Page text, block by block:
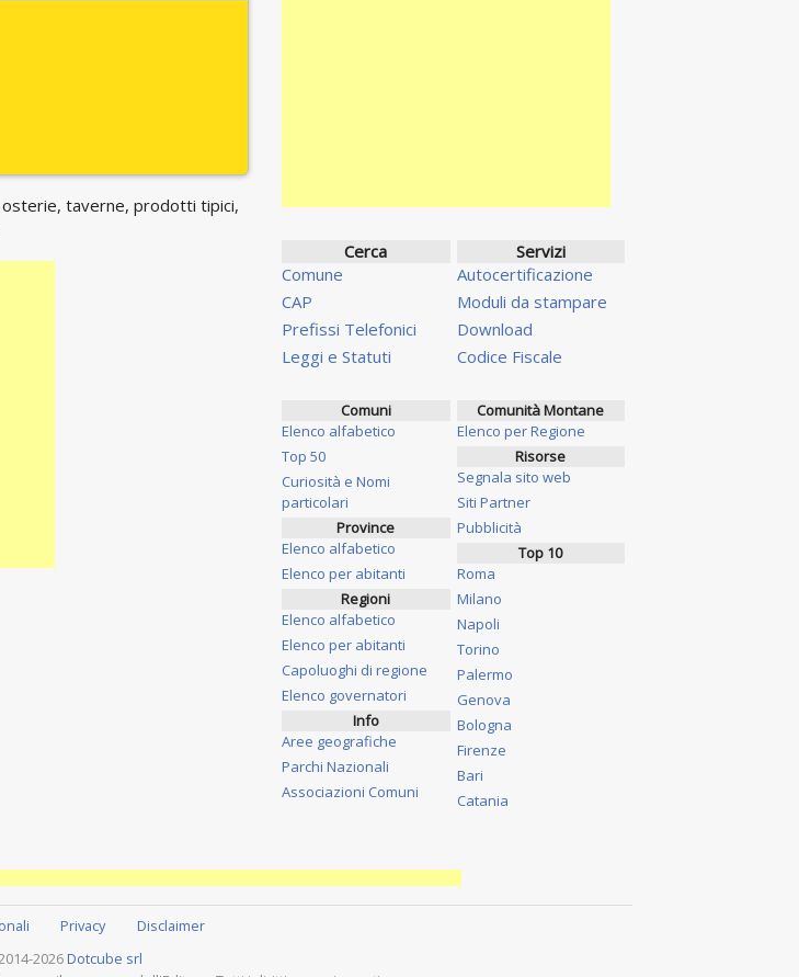
taverne, prodotti tipici,
Cerca
Comune
CAP
Prefissi Telefonici
Leggi e Statuti
Servizi
Autocertificazione
Moduli da stampare
Download
Codice Fiscale
Comuni
Elenco alfabetico
Top 50
Curiosità e Nomi
particolari
Province
Elenco alfabetico
Elenco per abitanti
Regioni
Elenco alfabetico
Elenco per abitanti
Capoluoghi di regione
Elenco governatori
Info
Aree geografiche
Parchi Nazionali
Associazioni Comuni
Comunità Montane
Elenco per Regione
Risorse
Segnala sito web
Siti Partner
Pubblicità
Top 10
Roma
Milano
Napoli
Torino
Palermo
Genova
Bologna
Firenze
Bari
Catania
Privacy
Disclaimer
2026 Dotcube srl